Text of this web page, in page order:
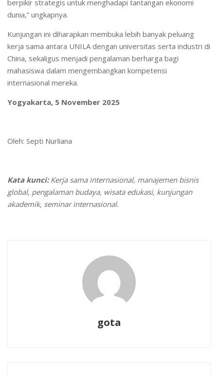
berpikir strategis untuk menghadapi tantangan ekonomi
dunia,” ungkapnya.
Kunjungan ini diharapkan membuka lebih banyak peluang
kerja sama antara UNILA dengan universitas serta industri di
China, sekaligus menjadi pengalaman berharga bagi
mahasiswa dalam mengembangkan kompetensi
internasional mereka.
Yogyakarta, 5 November 2025
Oleh: Septi Nurliana
Kata kunci:Kerja sama internasional, manajemen bisnis
global, pengalaman budaya, wisata edukasi, kunjungan
akademik, seminar internasional.
gota